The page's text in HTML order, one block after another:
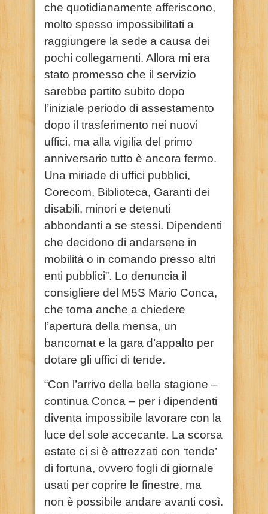
che quotidianamente afferiscono,
molto spesso impossibilitati a
raggiungere la sede a causa dei
pochi collegamenti. Allora mi era
stato promesso che il servizio
sarebbe partito subito dopo
l’iniziale periodo di assestamento
dopo il trasferimento nei nuovi
uffici, ma alla vigilia del primo
anniversario tutto è ancora fermo.
Una miriade di uffici pubblici,
Corecom, Biblioteca, Garanti dei
disabili, minori e detenuti
abbondanti a se stessi. Dipendenti
che decidono di andarsene in
mobilità o in comando presso altri
enti pubblici”. Lo denuncia il
consigliere del M5S Mario Conca,
che torna anche a chiedere
l’apertura della mensa, un
bancomat e la gara d’appalto per
dotare gli uffici di tende.
“Con l’arrivo della bella stagione –
continua Conca – per i dipendenti
diventa impossibile lavorare con la
luce del sole accecante. La scorsa
estate ci si è attrezzati con ‘tende’
di fortuna, ovvero fogli di giornale
usati per coprire le finestre, ma
non è possibile andare avanti così.